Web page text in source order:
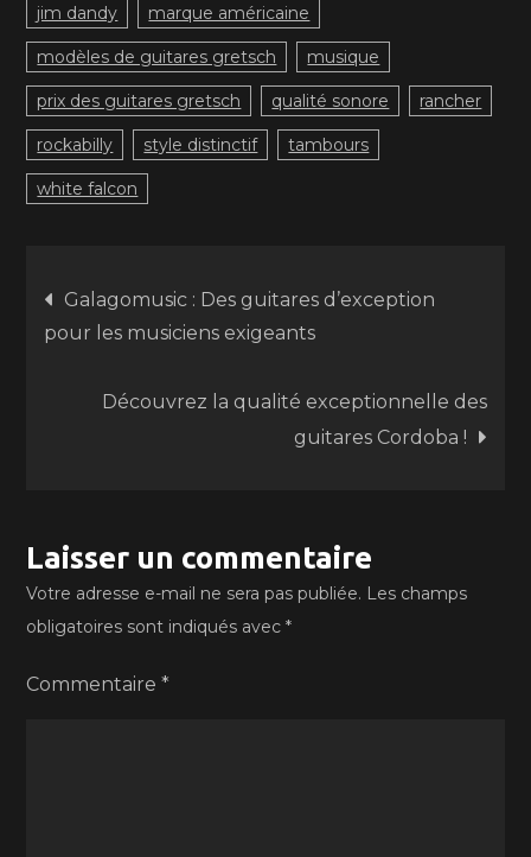
jim dandy marque américaine
modèles de guitares gretsch musique
prix des guitares gretsch qualité sonore rancher
rockabilly style distinctif tambours
white falcon
Navigation
de
l’article
Galagomusic : Des guitares d’exception
pour les musiciens exigeants
Découvrez la qualité exceptionnelle des
guitares Cordoba !
Laisser un commentaire
Votre adresse e-mail ne sera pas publiée. Les champs
obligatoires sont indiqués avec*
Commentaire*